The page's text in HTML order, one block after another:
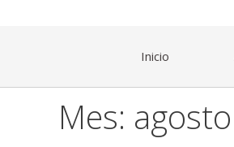
Inicio
Mes: